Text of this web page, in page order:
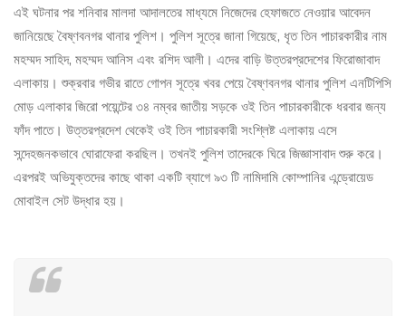
এই ঘটনার পর শনিবার মালদা আদালতের মাধ্যমে নিজেদের হেফাজতে নেওয়ার আবেদন
জানিয়েছে বৈষ্ণবনগর থানার পুলিশ। পুলিশ সূত্রে জানা গিয়েছে, ধৃত তিন পাচারকারীর নাম
মহম্মদ সাহিদ, মহম্মদ আনিস এবং রশিদ আলী। এদের বাড়ি উত্তরপ্রদেশের ফিরোজাবাদ
এলাকায়। শুক্রবার গভীর রাতে গোপন সূত্রে খবর পেয়ে বৈষ্ণবনগর থানার পুলিশ এনটিপিসি
মোড় এলাকার জিরো পয়েন্টের ৩৪ নম্বর জাতীয় সড়কে ওই তিন পাচারকারীকে ধরবার জন্য
ফাঁদ পাতে। উত্তরপ্রদেশ থেকেই ওই তিন পাচারকারী সংশ্লিষ্ট এলাকায় এসে
সন্দেহজনকভাবে ঘোরাফেরা করছিল। তখনই পুলিশ তাদেরকে ঘিরে জিজ্ঞাসাবাদ শুরু করে।
এরপরই অভিযুক্তদের কাছে থাকা একটি ব্যাগে ৯৩ টি নামিদামি কোম্পানির এন্ড্রোয়েড
মোবাইল সেট উদ্ধার হয়।